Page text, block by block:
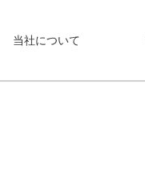
当社について